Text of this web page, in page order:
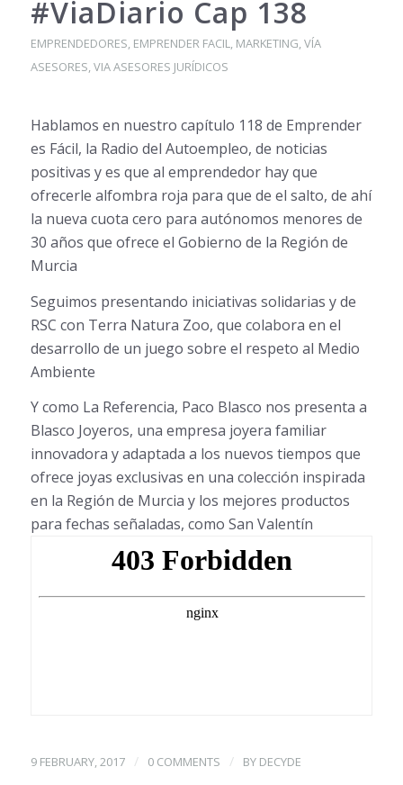
#ViaDiario Cap 138
EMPRENDEDORES, EMPRENDER FACIL, MARKETING,VÍA
ASESORES,VIA ASESORES JURÍDICOS
Hablamos en nuestro capítulo 118 de Emprender
es Fácil, la Radio del Autoempleo, de noticias
positivas y es que al emprendedor hay que
ofrecerle alfombra roja para que de el salto, de ahí
la nueva cuota cero para autónomos menores de
30 años que ofrece el Gobierno de la Región de
Murcia
Seguimos presentando iniciativas solidarias y de
RSC con Terra Natura Zoo, que colabora en el
desarrollo de un juego sobre el respeto al Medio
Ambiente
Y como La Referencia, Paco Blasco nos presenta a
Blasco Joyeros, una empresa joyera familiar
innovadora y adaptada a los nuevos tiempos que
ofrece joyas exclusivas en una colección inspirada
en la Región de Murcia y los mejores productos
para fechas señaladas, como San Valentín
9 FEBRUARY, 2017 / 0 COMMENTS / BY DECYDE